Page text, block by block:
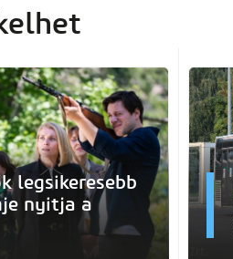
legsikeresebb
nyitja a